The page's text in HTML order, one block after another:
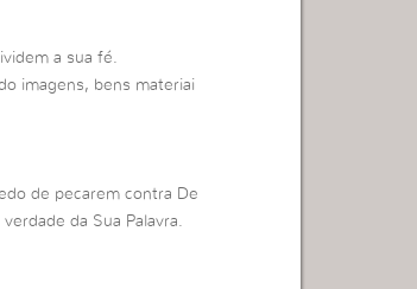
a sua fé.
imagens, bens materiai
de pecarem contra De
da Sua Palavra.